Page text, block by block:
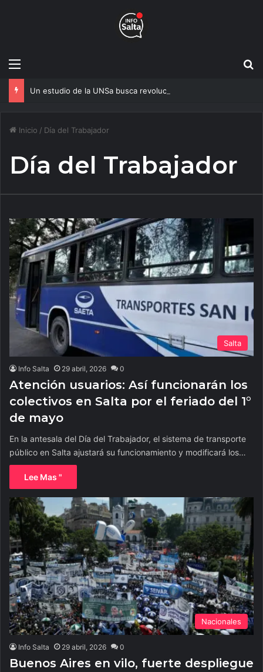
Menú
Inicio / Día del Trabajador
Día del Trabajador
Salta
Info Salta 29 abril, 2026 0
Atención usuarios: Así funcionarán los
colectivos en Salta por el feriado del 1°
de mayo
En la antesala del Día del Trabajador, el sistema de transporte
público en Salta ajustará su funcionamiento y modificará los…
Lee Mas "
Nacionales
Info Salta 29 abril, 2026 0
Buenos Aires en vilo, fuerte despliegue